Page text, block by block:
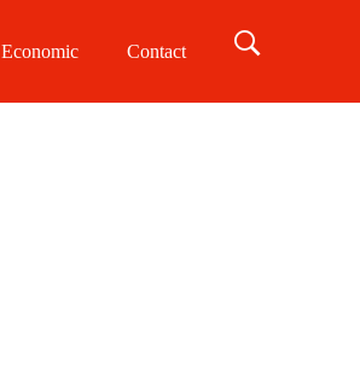
Economic Contact